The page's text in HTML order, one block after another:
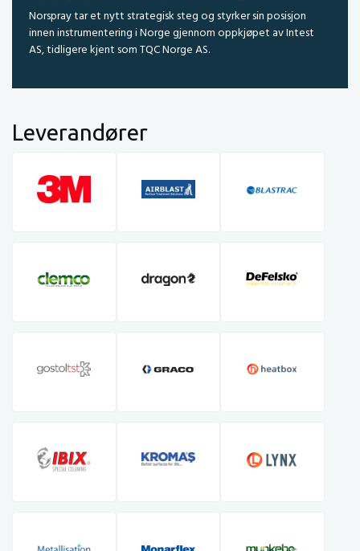
Norspray tar et nytt strategisk steg og styrker sin posisjon
innen instrumentering i Norge gjennom oppkjøpet av Intest
AS, tidligere kjent som TQC Norge AS.
Leverandører